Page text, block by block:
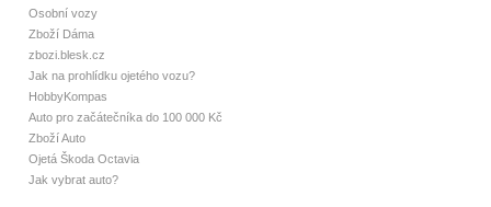
Osobní vozy
Zboží Dáma
zbozi.blesk.cz
Jak na prohlídku ojetého vozu?
HobbyKompas
Auto pro začátečníka do 100 000 Kč
Zboží Auto
Ojetá Škoda Octavia
Jak vybrat auto?